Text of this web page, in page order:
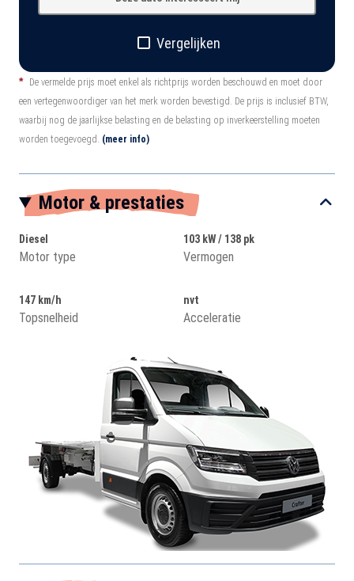
Vergelijken
*
De vermelde prijs moet enkel als richtprijs worden beschouwd en moet door
een vertegenwoordiger van het merk worden bevestigd. De prijs is inclusief BTW,
waarbij nog de jaarlijkse belasting en de belasting op inverkeerstelling moeten
worden toegevoegd. (meer info)
Motor & prestaties
Diesel
Motor type
103 kW / 138 pk
Vermogen
147 km/h
Topsnelheid
nvt
Acceleratie